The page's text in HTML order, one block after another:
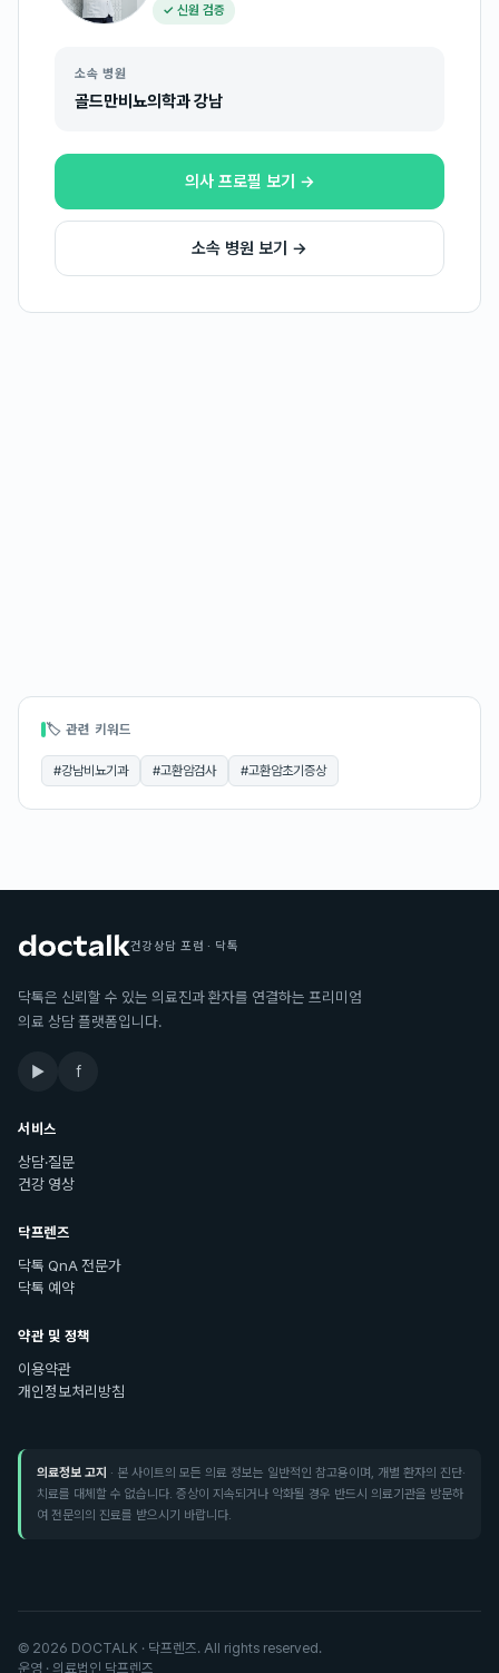
✓ 신원 검증
소속 병원
골드만비뇨의학과 강남
의사 프로필 보기 →
소속 병원 보기 →
🏷 관련 키워드
#강남비뇨기과 #고환암검사 #고환암초기증상
건강상담 포럼 · 닥톡
닥톡은 신뢰할 수 있는 의료진과 환자를 연결하는 프리미엄
의료 상담 플랫폼입니다.
▶ f
서비스
상담·질문
건강 영상
닥프렌즈
닥톡 QnA 전문가
닥톡 예약
약관 및 정책
이용약관
개인정보처리방침
의료정보 고지 · 본 사이트의 모든 의료 정보는 일반적인 참고용이며, 개별 환자의 진단·
치료를 대체할 수 없습니다. 증상이 지속되거나 악화될 경우 반드시 의료기관을 방문하
여 전문의의 진료를 받으시기 바랍니다.
© 2026 DOCTALK · 닥프렌즈. All rights reserved.
운영 · 의료법인 닥프렌즈